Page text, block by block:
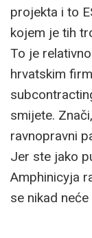
projekta i to
kojem je tih
To je
hrvatskim
smijete.
ravnopravni
Jer ste jako
Amphinicyja
se nikad neće